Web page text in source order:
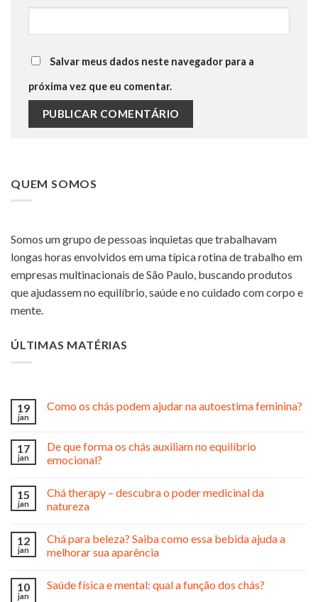
Salvar meus dados neste navegador para a
próxima vez que eu comentar.
QUEM SOMOS
Somos um grupo de pessoas inquietas que trabalhavam
longas horas envolvidos em uma típica rotina de trabalho em
empresas multinacionais de São Paulo, buscando produtos
que ajudassem no equilíbrio, saúde e no cuidado com corpo e
mente.
ÚLTIMAS MATÉRIAS
19
jan
Como os chás podem ajudar na autoestima feminina?
17
jan
De que forma os chás auxiliam no equilíbrio
emocional?
15
jan
Chá therapy – descubra o poder medicinal da
natureza
12
jan
Chá para beleza? Saiba como essa bebida ajuda a
melhorar sua aparência
10
jan
Saúde física e mental: qual a função dos chás?